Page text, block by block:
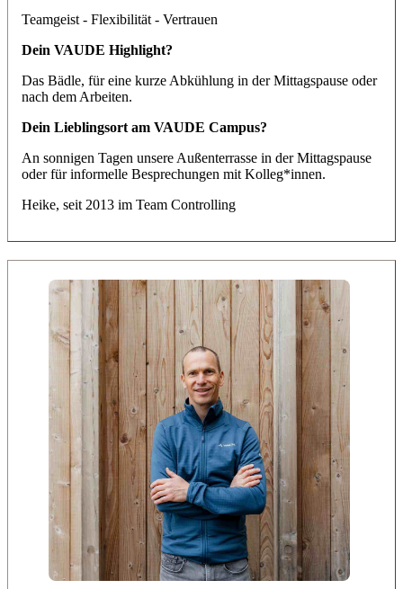
Teamgeist - Flexibilität - Vertrauen
Dein VAUDE Highlight?
Das Bädle, für eine kurze Abkühlung in der Mittagspause oder
nach dem Arbeiten.
Dein Lieblingsort am VAUDE Campus?
An sonnigen Tagen unsere Außenterrasse in der Mittagspause
oder für informelle Besprechungen mit Kolleg*innen.
Heike, seit 2013 im Team Controlling